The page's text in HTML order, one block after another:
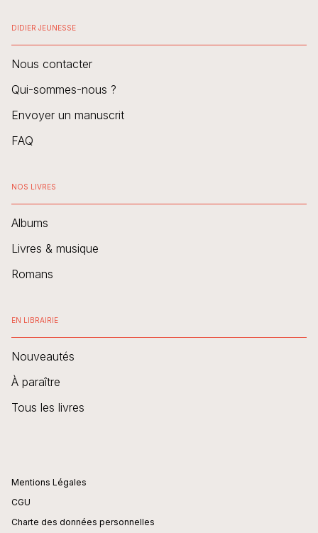
DIDIER JEUNESSE
Nous contacter
Qui-sommes-nous ?
Envoyer un manuscrit
FAQ
NOS LIVRES
Albums
Livres & musique
Romans
EN LIBRAIRIE
Nouveautés
À paraître
Tous les livres
Mentions Légales
CGU
Charte des données personnelles